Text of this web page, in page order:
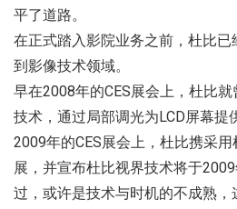
平了道路。
在正式踏入影院业务之前，杜比
到影像技术领域。
早在2008年的CES展会上，杜比
技术，通过局部调光为LCD屏幕提
2009年的CES展会上，杜比携采
展，并宣布杜比视界技术将于
过，或许是技术与时机的不成熟